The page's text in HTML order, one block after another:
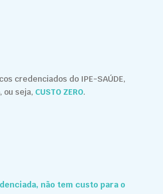
credenciados do IPE-SAÚDE,
ou seja, CUSTO ZERO.
não tem custo para o